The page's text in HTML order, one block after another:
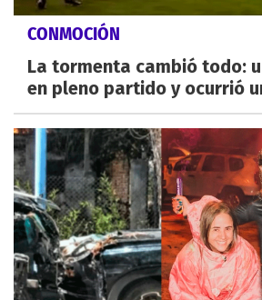
CONMOCIÓN
La tormenta cambió todo:
en pleno partido y ocurrió